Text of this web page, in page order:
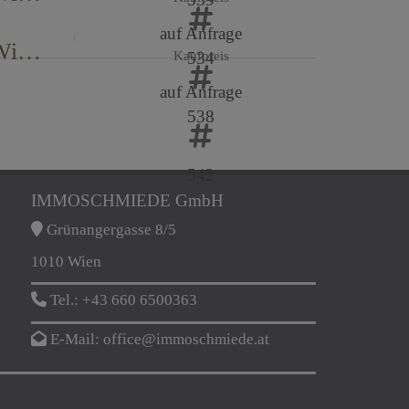
534
auf Anfrage
538
SILOFT – Gemeinsam Arbeiten & Leben im Wienerwald Kaufpreis
auf Anfrage
542
IMMOSCHMIEDE GmbH
Grünangergasse 8/5
1010 Wien
Tel.: +43 660 6500363
E-Mail: office@immoschmiede.at